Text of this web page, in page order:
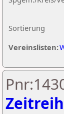
Sortierung
Vereinslisten: